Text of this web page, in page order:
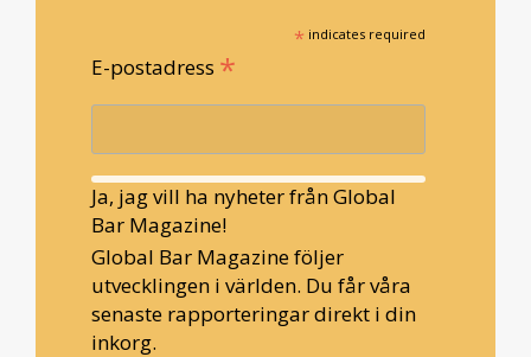
* indicates required
E-postadress *
Ja, jag vill ha nyheter från Global
Bar Magazine!
Global Bar Magazine följer
utvecklingen i världen. Du får våra
senaste rapporteringar direkt i din
inkorg.